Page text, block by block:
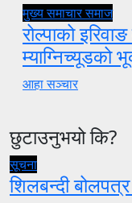
मुख्य समाचारसमाज
रोल्पाको
म्याग्निच्यूडको
आहा सञ्चार
छुटाउनुभयो कि?
सूचना
शिलबन्दी